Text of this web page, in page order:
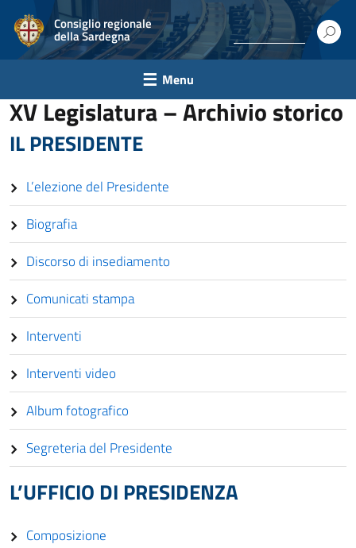
Consiglio regionale
della Sardegna
Menu
XV Legislatura – Archivio storico
IL PRESIDENTE
L’elezione del Presidente
Biografia
Discorso di insediamento
Comunicati stampa
Interventi
Interventi video
Album fotografico
Segreteria del Presidente
L’UFFICIO DI PRESIDENZA
Composizione